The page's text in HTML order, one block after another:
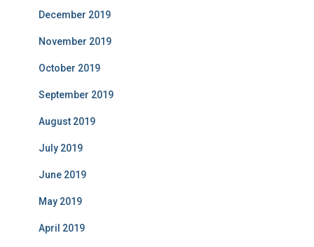
December 2019
November 2019
October 2019
September 2019
August 2019
July 2019
June 2019
May 2019
April 2019